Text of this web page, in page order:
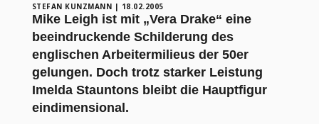
STEFAN KUNZMANN | 18.02.2005
Mike Leigh ist mit „Vera Drake“ eine
beeindruckende Schilderung des
englischen Arbeitermilieus der 50er
gelungen. Doch trotz starker Leistung
Imelda Stauntons bleibt die Hauptfigur
eindimensional.